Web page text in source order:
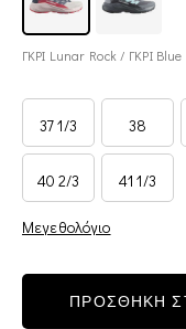
ΓΚΡΙ Lunar Rock / ΓΚΡΙ
37 1/3 38
40 2/3 41 1/3
Μεγεθολόγιο
ΠΡΟΣΘΗΚΗ